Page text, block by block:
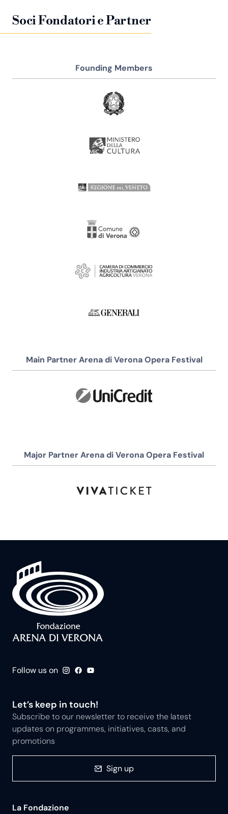
Soci Fondatori e Partner
Founding Members
Main Partner Arena di Verona Opera Festival
Major Partner Arena di Verona Opera Festival
Follow us on
Let’s keep in touch!
Subscribe to our newsletter to receive the latest
updates on programmes, initiatives, casts, and
promotions
Sign up
La Fondazione